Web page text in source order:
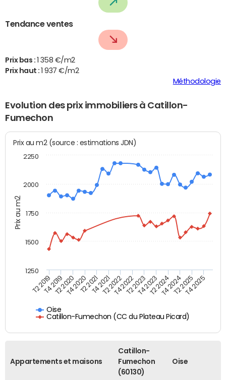
Tendance ventes
Prix bas :
1 358 €/m2
Prix haut :
1 937 €/m2
Méthodologie
Evolution des prix immobiliers à Catillon-
Fumechon
Prix au m2
Prix au m2 (source : estimations JDN)
Oise
Catillon-Fumechon (CC du Plateau Picard)
T2 2019T4 2019T2 2020T4 2020T2 2021T4 2021T2 2022T4 2022T2 2023T4 2023T2 2024T4 2024T2 2025T4 2025
1250
1500
1750
2000
2250
Appartements et maisons
Catillon-
Fumechon
(60130)
Oise